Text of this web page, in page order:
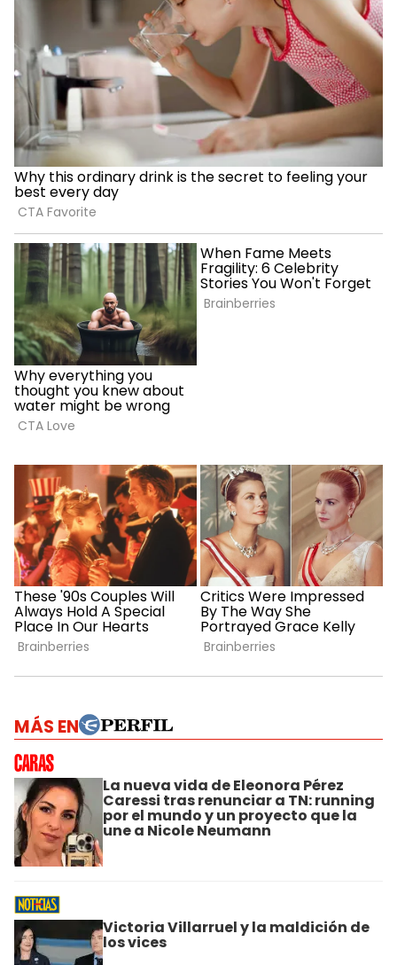
MÁS EN
La nueva vida de Eleonora Pérez
Caressi tras renunciar a TN: running
por el mundo y un proyecto que la
une a Nicole Neumann
Victoria Villarruel y la maldición de
los vices